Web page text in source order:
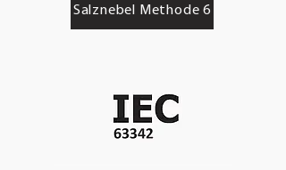
Salznebel Methode 6